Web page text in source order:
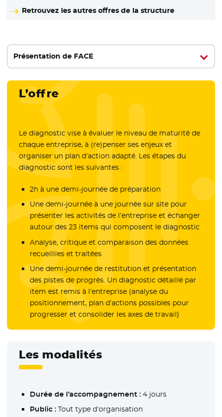
Retrouvez les autres offres de la structure
Présentation de FACE
L’offre
Le diagnostic vise à évaluer le niveau de maturité de
chaque entreprise, à (re)penser ses enjeux et
organiser un plan d’action adapté. Les étapes du
diagnostic sont les suivantes :
2h à une demi-journée de préparation
Une demi-journée à une journée sur site pour
présenter les activités de l’entreprise et échanger
autour des 23 items qui composent le diagnostic
Analyse, critique et comparaison des données
recueillies et traitées
Une demi-journée de restitution et présentation
des pistes de progrès. Un diagnostic détaillé par
item est remis à l’entreprise (analyse du
positionnement, plan d’actions possibles pour
progresser et consolider les axes de travail)
Les modalités
Durée de l’accompagnement :4 jours
Public :Tout type d’organisation